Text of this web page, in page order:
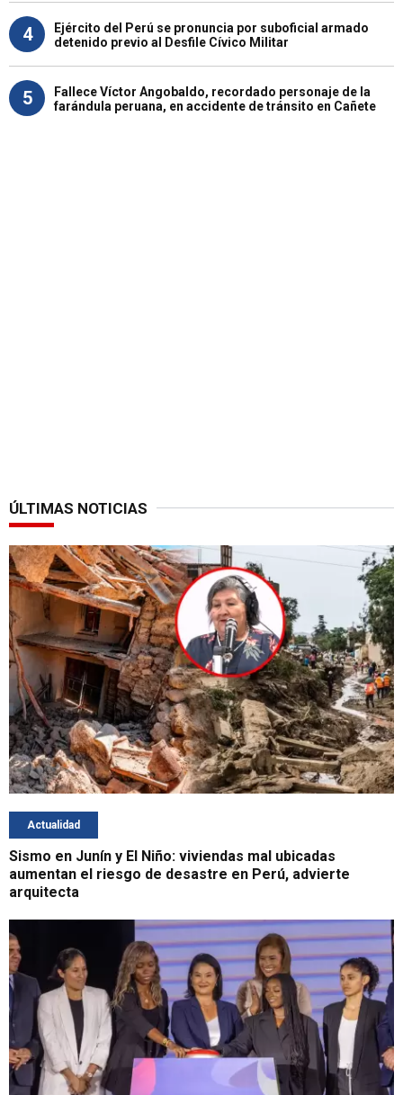
4
Ejército del Perú se pronuncia por suboficial armado
detenido previo al Desfile Cívico Militar
5
Fallece Víctor Angobaldo, recordado personaje de la
farándula peruana, en accidente de tránsito en Cañete
ÚLTIMAS NOTICIAS
Actualidad
Sismo en Junín y El Niño: viviendas mal ubicadas
aumentan el riesgo de desastre en Perú, advierte
arquitecta